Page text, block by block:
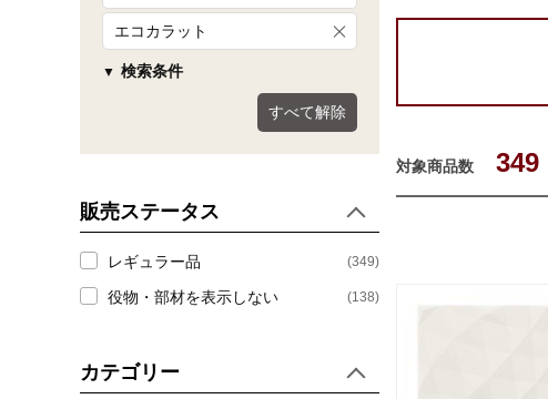
エコカラット
検索条件
すべて解除
販売ステータス
レギュラー品 (349)
役物・部材を表示しない (138)
カテゴリー
対象商品数 349